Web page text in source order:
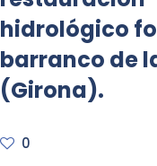
hidrológico
barranco de
(Girona).
0